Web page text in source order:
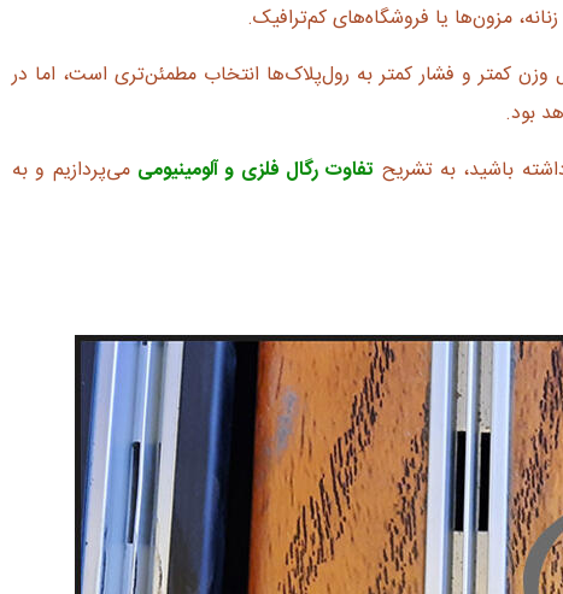
مزون‌ها یا فروشگاه‌های کم‌ترافیک.
وزن کمتر و فشار کمتر به رول‌پلاک‌ها انتخاب مطمئن‌تری است، اما در
بود.
باشید، به تشریح تفاوت رگال فلزی و آلومینیومی می‌پردازیم و به